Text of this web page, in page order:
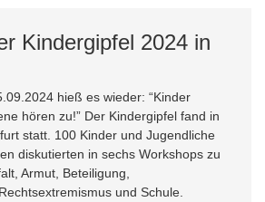
Kindergipfel 2024 in
hieß es wieder: “Kinder
hören zu!” Der Kindergipfel fand in
statt. 100 Kinder und Jugendliche
diskutierten in sechs Workshops zu
Armut, Beteiligung,
und Schule.